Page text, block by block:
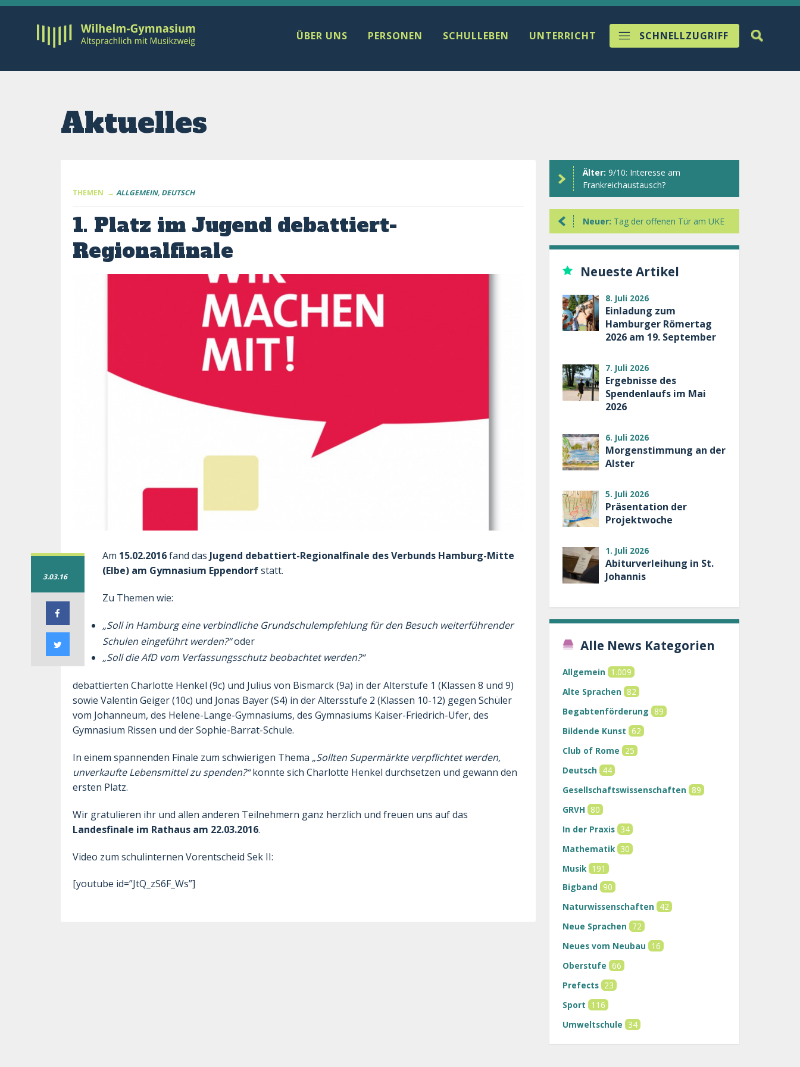
ÜBER UNS PERSONEN SCHULLEBEN UNTERRICHT SCHNELLZUGRIFF
Aktuelles
THEMEN → ALLGEMEIN DEUTSCH
1. Platz im Jugend debattiert-
Regionalfinale
3.03.16
Am 15.02.2016fand das Jugend debattiert-Regionalfinale des Verbunds Hamburg-Mitte
(Elbe) am Gymnasium Eppendorfstatt.
Zu Themen wie:
„Soll in Hamburg eine verbindliche Grundschulempfehlung für den Besuch weiterführender
Schulen eingeführt werden?“oder
„Soll die AfD vom Verfassungsschutz beobachtet werden?“
debattierten Charlotte Henkel (9c) und Julius von Bismarck (9a) in der Alterstufe 1 (Klassen 8 und 9)
sowie Valentin Geiger (10c) und Jonas Bayer (S4) in der Altersstufe 2 (Klassen 10-12) gegen Schüler
vom Johanneum, des Helene-Lange-Gymnasiums, des Gymnasiums Kaiser-Friedrich-Ufer, des
Gymnasium Rissen und der Sophie-Barrat-Schule.
In einem spannenden Finale zum schwierigen Thema „Sollten Supermärkte verpflichtet werden,
unverkaufte Lebensmittel zu spenden?“konnte sich Charlotte Henkel durchsetzen und gewann den
ersten Platz.
Wir gratulieren ihr und allen anderen Teilnehmern ganz herzlich und freuen uns auf das
Landesfinale im Rathaus am 22.03.2016.
Video zum schulinternen Vorentscheid Sek II:
[youtube id=”JtQ_zS6F_Ws”]
Älter: 9/10: Interesse am
Frankreichaustausch?
Neuer: Tag der offenen Tür am UKE
Neueste Artikel
8. Juli 2026
Einladung zum
Hamburger Römertag
2026 am 19. September
7. Juli 2026
Ergebnisse des
Spendenlaufs im Mai
2026
6. Juli 2026
Morgenstimmung an der
Alster
5. Juli 2026
Präsentation der
Projektwoche
1. Juli 2026
Abiturverleihung in St.
Johannis
Alle News Kategorien
Allgemein 1.009
Alte Sprachen 82
Begabtenförderung 89
Bildende Kunst 62
Club of Rome 25
Deutsch 44
Gesellschaftswissenschaften 89
GRVH 80
In der Praxis 34
Mathematik 30
Musik 191
Bigband 90
Naturwissenschaften 42
Neue Sprachen 72
Neues vom Neubau 16
Oberstufe 66
Prefects 23
Sport 116
Umweltschule 34